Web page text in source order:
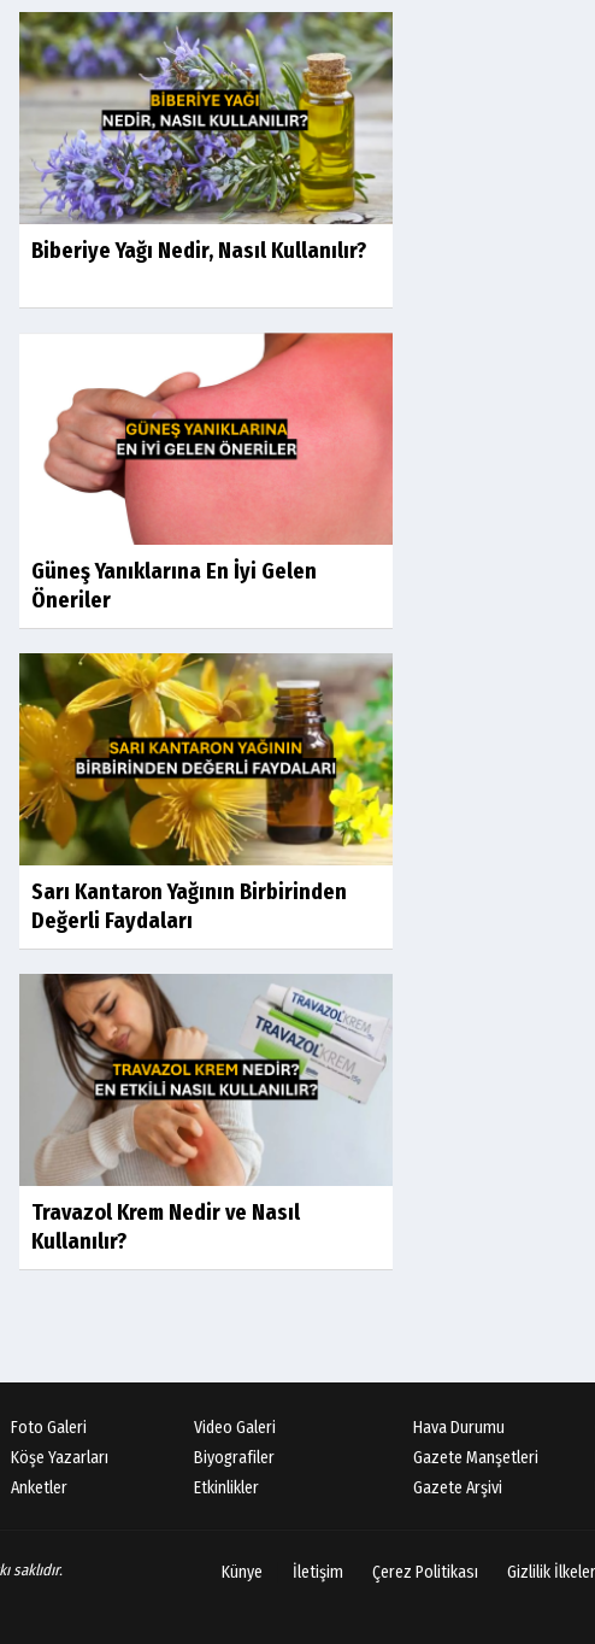
Biberiye Yağı Nedir, Nasıl Kullanılır?
Güneş Yanıklarına En İyi Gelen
Öneriler
Sarı Kantaron Yağının Birbirinden
Değerli Faydaları
Travazol Krem Nedir ve Nasıl
Kullanılır?
Foto Galeri
Video Galeri
Köşe Yazarları
Biyografiler
Anketler
Etkinlikler
Hava Durumu
Gazete Manşetleri
Gazete Arşivi
saklıdır.
Künye İletişim Çerez Politikası Gizlilik